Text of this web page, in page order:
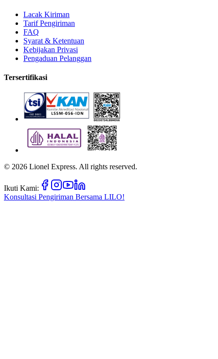
Lacak Kiriman
Tarif Pengiriman
FAQ
Syarat & Ketentuan
Kebijakan Privasi
Pengaduan Pelanggan
Tersertifikasi
© 2026 Lionel Express. All rights reserved.
Ikuti Kami:
Konsultasi Pengiriman Bersama LILO!